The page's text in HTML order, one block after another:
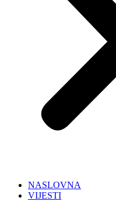
NASLOVNA
VIJESTI